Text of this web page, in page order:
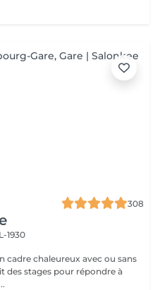
308
1930
cadre chaleureux avec ou sans
des stages pour répondre à